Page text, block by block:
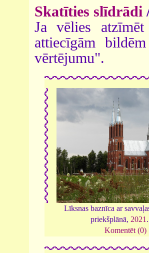
Skatīties slīdrādi
Ja vēlies
attiecīgām
vērtējumu".
Līksnas baznīca ar
priekšplānā, 2021
Komentēt (0)